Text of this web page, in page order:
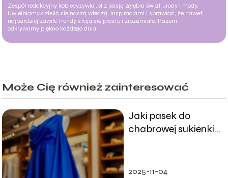
Zespół redakcyjny kobiecyzywiol.pl z pasją zgłębia świat urody i mody.
Uwielbiamy dzielić się naszą wiedzą, inspiracjami i sprawiać, że nawet
najbardziej zawiłe trendy stają się proste i zrozumiałe. Razem
odkrywamy piękno każdego dnia!
Może Cię również zainteresować
Jaki pasek do
chabrowej sukienki
2025-11-04